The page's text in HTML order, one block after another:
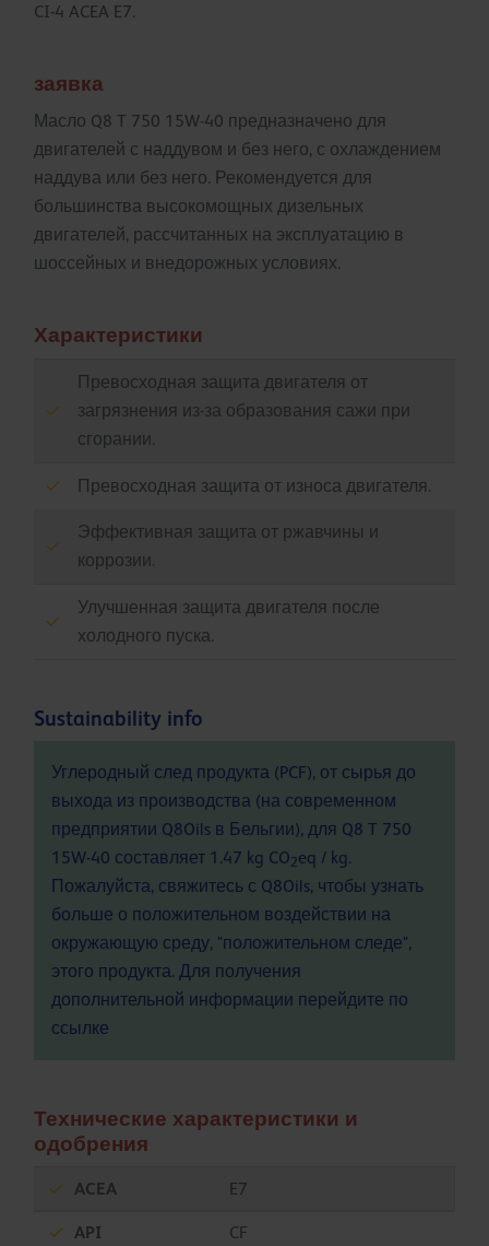
CI-4 ACEA E7.
заявка
Масло Q8 T 750 15W-40 предназначено для
двигателей с наддувом и без него, с охлаждением
наддува или без него. Рекомендуется для
большинства высокомощных дизельных
двигателей, рассчитанных на эксплуатацию в
шоссейных и внедорожных условиях.
Характеристики
Превосходная защита двигателя от
загрязнения из-за образования сажи при
сгорании.
Превосходная защита от износа двигателя.
Эффективная защита от ржавчины и
коррозии.
Улучшенная защита двигателя после
холодного пуска.
Sustainability info
Углеродный след продукта (PCF), от сырья до
выхода из производства (на современном
предприятии Q8Oils в Бельгии), для Q8 T 750
15W-40 составляет 1.47 kg CO2eq / kg.
Пожалуйста, свяжитесь с Q8Oils, чтобы узнать
больше о положительном воздействии на
окружающую среду, "положительном следе",
этого продукта. Для получения
дополнительной информации перейдите по
ссылке
Технические характеристики и
одобрения
ACEA E7
API CF